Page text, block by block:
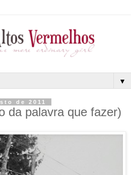
▼
de 2011
da palavra que fazer)